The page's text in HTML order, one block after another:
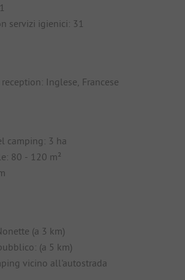
servizi igienici: 31
Inglese, Francese
camping: 3 ha
80 - 120 m²
(a 3 km)
(a 5 km)
vicino all'autostrada